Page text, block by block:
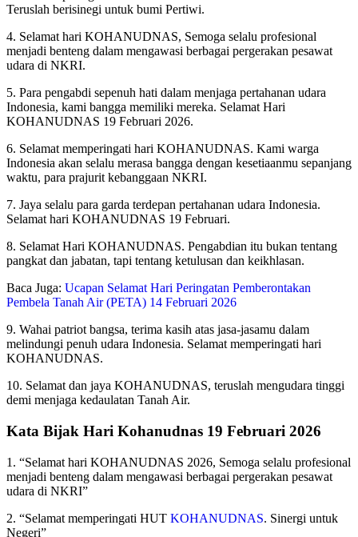
Teruslah berisinegi untuk bumi Pertiwi.
4. Selamat hari KOHANUDNAS, Semoga selalu profesional
menjadi benteng dalam mengawasi berbagai pergerakan pesawat
udara di NKRI.
5. Para pengabdi sepenuh hati dalam menjaga pertahanan udara
Indonesia, kami bangga memiliki mereka. Selamat Hari
KOHANUDNAS 19 Februari 2026.
6. Selamat memperingati hari KOHANUDNAS. Kami warga
Indonesia akan selalu merasa bangga dengan kesetiaanmu sepanjang
waktu, para prajurit kebanggaan NKRI.
7. Jaya selalu para garda terdepan pertahanan udara Indonesia.
Selamat hari KOHANUDNAS 19 Februari.
8. Selamat Hari KOHANUDNAS. Pengabdian itu bukan tentang
pangkat dan jabatan, tapi tentang ketulusan dan keikhlasan.
Baca Juga: Ucapan Selamat Hari Peringatan Pemberontakan
Pembela Tanah Air (PETA) 14 Februari 2026
9. Wahai patriot bangsa, terima kasih atas jasa-jasamu dalam
melindungi penuh udara Indonesia. Selamat memperingati hari
KOHANUDNAS.
10. Selamat dan jaya KOHANUDNAS, teruslah mengudara tinggi
demi menjaga kedaulatan Tanah Air.
Kata Bijak Hari Kohanudnas 19 Februari 2026
1. “Selamat hari KOHANUDNAS 2026, Semoga selalu profesional
menjadi benteng dalam mengawasi berbagai pergerakan pesawat
udara di NKRI”
2. “Selamat memperingati HUT KOHANUDNAS. Sinergi untuk
Negeri”